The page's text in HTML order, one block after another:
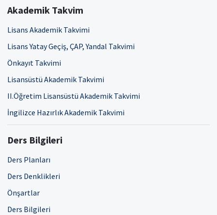
Akademik Takvim
Lisans Akademik Takvimi
Lisans Yatay Geçiş, ÇAP, Yandal Takvimi
Önkayıt Takvimi
Lisansüstü Akademik Takvimi
II.Öğretim Lisansüstü Akademik Takvimi
İngilizce Hazırlık Akademik Takvimi
Ders Bilgileri
Ders Planları
Ders Denklikleri
Önşartlar
Ders Bilgileri